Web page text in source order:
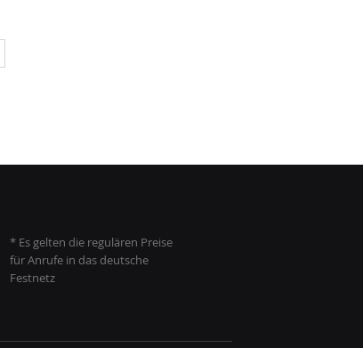
* Es gelten die regulären Preise
für Anrufe in das deutsche
Festnetz